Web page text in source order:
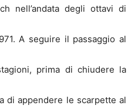
nell’andata degli ottavi di
A seguire il passaggio al
prima di chiudere la
di appendere le scarpette al